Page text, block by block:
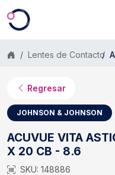
Saltar al contenido
Lentes de Contacto
Regresar
JOHNSON & JOHNSON
ACUVUE VITA
X 20 CB - 8.6
SKU: 148886